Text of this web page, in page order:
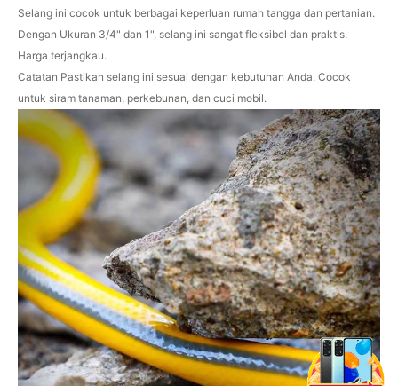
Selang ini cocok untuk berbagai keperluan rumah tangga dan pertanian.
Dengan Ukuran 3/4" dan 1", selang ini sangat fleksibel dan praktis.
Harga terjangkau.
Catatan Pastikan selang ini sesuai dengan kebutuhan Anda. Cocok
untuk siram tanaman, perkebunan, dan cuci mobil.